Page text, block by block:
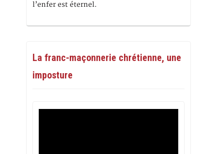
l’enfer est éternel.
La franc-maçonnerie chrétienne, une
imposture